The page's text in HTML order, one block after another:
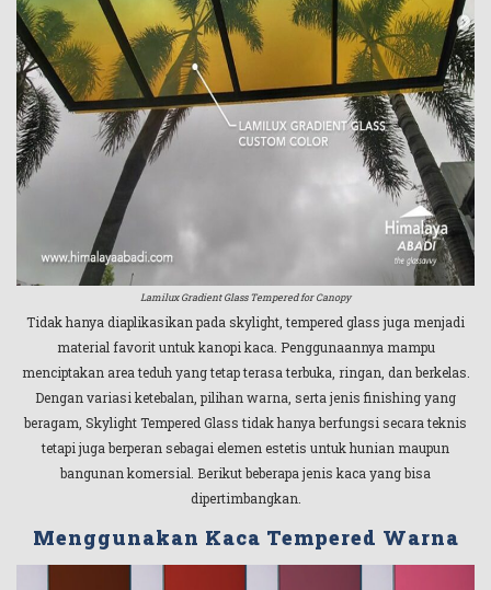
Lamilux Gradient Glass Tempered for Canopy
Tidak hanya diaplikasikan pada skylight, tempered glass juga menjadi
material favorit untuk kanopi kaca. Penggunaannya mampu
menciptakan area teduh yang tetap terasa terbuka, ringan, dan berkelas.
Dengan variasi ketebalan, pilihan warna, serta jenis finishing yang
beragam, Skylight Tempered Glass tidak hanya berfungsi secara teknis
tetapi juga berperan sebagai elemen estetis untuk hunian maupun
bangunan komersial. Berikut beberapa jenis kaca yang bisa
dipertimbangkan.
Menggunakan Kaca Tempered Warna